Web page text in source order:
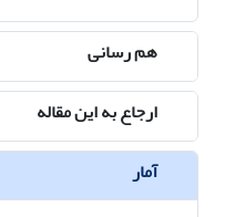
هم رسانی
ارجاع به این مقاله
آمار